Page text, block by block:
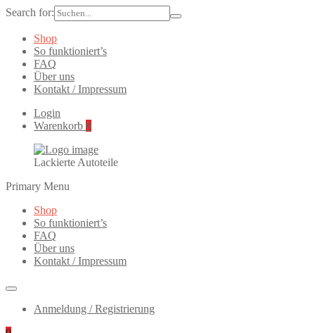
Search for:
Shop
So funktioniert’s
FAQ
Über uns
Kontakt / Impressum
Login
Warenkorb 0
Lackierte Autoteile
Primary Menu
Shop
So funktioniert’s
FAQ
Über uns
Kontakt / Impressum
Anmeldung / Registrierung